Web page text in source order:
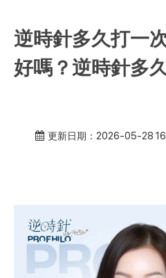
逆時針多久打一
好嗎？逆時針多
更新日期：2026-05-28